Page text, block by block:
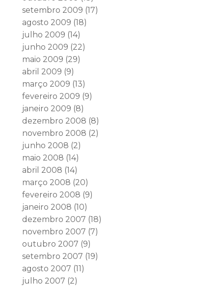
setembro 2009 (17)
agosto 2009 (18)
julho 2009 (14)
junho 2009 (22)
maio 2009 (29)
abril 2009 (9)
março 2009 (13)
fevereiro 2009 (9)
janeiro 2009 (8)
dezembro 2008 (8)
novembro 2008 (2)
junho 2008 (2)
maio 2008 (14)
abril 2008 (14)
março 2008 (20)
fevereiro 2008 (9)
janeiro 2008 (10)
dezembro 2007 (18)
novembro 2007 (7)
outubro 2007 (9)
setembro 2007 (19)
agosto 2007 (11)
julho 2007 (2)